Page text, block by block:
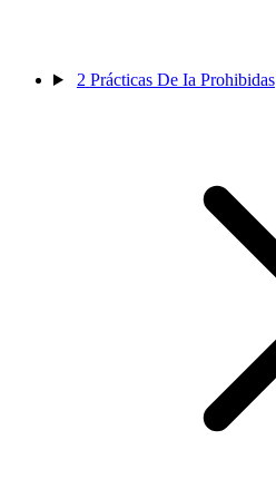
2 Prácticas De Ia Prohibidas